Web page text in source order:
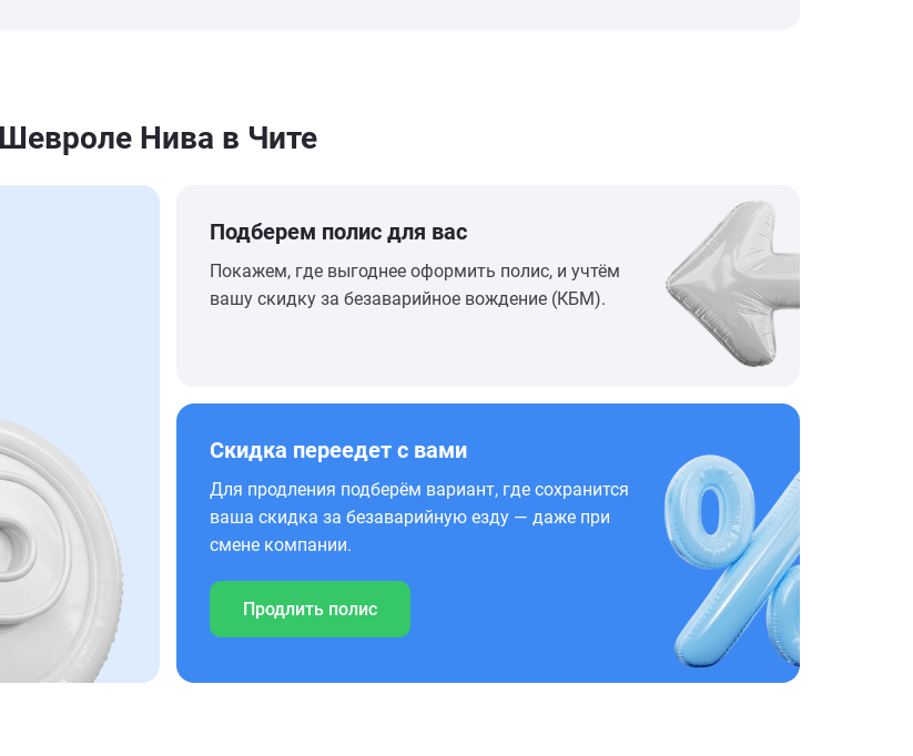
Нива в Чите
Подберем полис для вас
Покажем, где выгоднее оформить полис, и учтём
вашу скидку за безаварийное вождение (КБМ).
Скидка переедет с вами
Для продления подберём вариант, где сохранится
ваша скидка за безаварийную езду — даже при
смене компании.
Продлить полис